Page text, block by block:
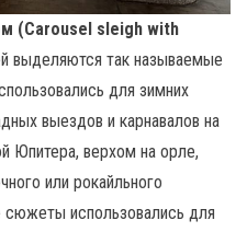
(Carousel sleigh with
выделяются так называемые
для зимних
выездов и карнавалов на
Юпитера, верхом на орле,
или рокайльного
сюжеты использовались для